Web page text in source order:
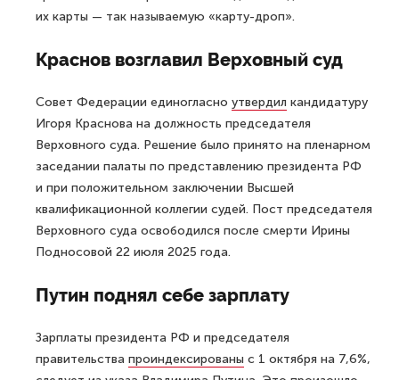
их карты — так называемую «карту-дроп».
Краснов возглавил Верховный суд
Совет Федерации единогласно утвердил кандидатуру
Игоря Краснова на должность председателя
Верховного суда. Решение было принято на пленарном
заседании палаты по представлению президента РФ
и при положительном заключении Высшей
квалификационной коллегии судей. Пост председателя
Верховного суда освободился после смерти Ирины
Подносовой 22 июля 2025 года.
Путин поднял себе зарплату
Зарплаты президента РФ и председателя
правительства проиндексированы с 1 октября на 7,6%,